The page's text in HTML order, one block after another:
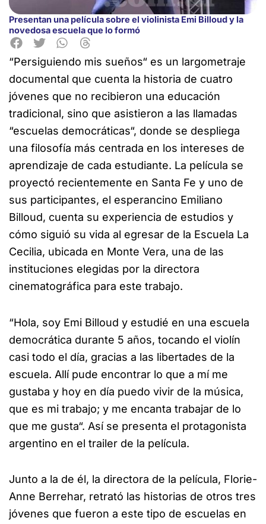
Presentan una película sobre el violinista Emi Billoud y la
novedosa escuela que lo formó
“Persiguiendo mis sueños“ es un largometraje
documental que cuenta la historia de cuatro
jóvenes que no recibieron una educación
tradicional, sino que asistieron a las llamadas
“escuelas democráticas“, donde se despliega
una filosofía más centrada en los intereses de
aprendizaje de cada estudiante. La película se
proyectó recientemente en Santa Fe y uno de
sus participantes, el esperancino Emiliano
Billoud, cuenta su experiencia de estudios y
cómo siguió su vida al egresar de la Escuela La
Cecilia, ubicada en Monte Vera, una de las
instituciones elegidas por la directora
cinematográfica para este trabajo.
“Hola, soy Emi Billoud y estudié en una escuela
democrática durante 5 años, tocando el violín
casi todo el día, gracias a las libertades de la
escuela. Allí pude encontrar lo que a mí me
gustaba y hoy en día puedo vivir de la música,
que es mi trabajo; y me encanta trabajar de lo
que me gusta“. Así se presenta el protagonista
argentino en el trailer de la película.
Junto a la de él, la directora de la película, Florie-
Anne Berrehar, retrató las historias de otros tres
jóvenes que fueron a este tipo de escuelas en